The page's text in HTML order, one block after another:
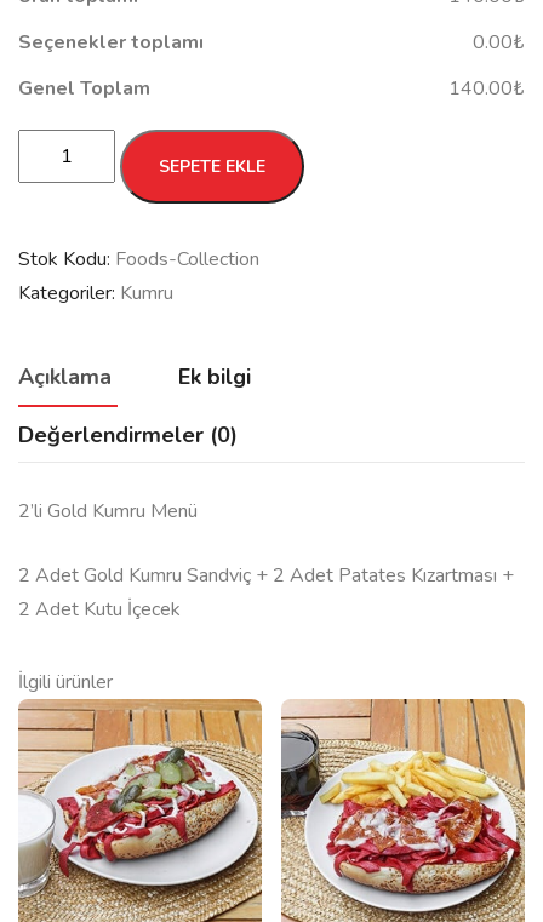
Seçenekler toplamı
0.00₺
Genel Toplam
140.00₺
Gold
Menü
adet
SEPETE EKLE
Stok Kodu: Foods-Collection
Kategoriler: Kumru
Açıklama
Ek bilgi
Değerlendirmeler (0)
2’li Gold Kumru Menü
2 Adet Gold Kumru Sandviç + 2 Adet Patates Kızartması +
2 Adet Kutu İçecek
İlgili ürünler